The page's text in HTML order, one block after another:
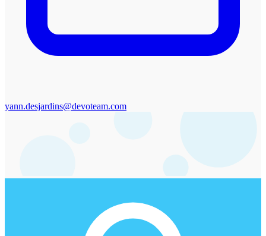
yann.desjardins@devoteam.com